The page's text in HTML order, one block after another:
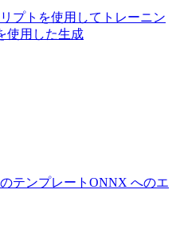
プトを使用してトレーニン
使用した生成
テンプレート ONNX へのエ